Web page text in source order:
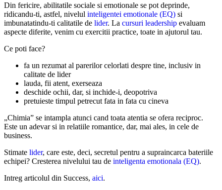
Din fericire, abilitatile sociale si emotionale se pot deprinde,
ridicandu-ti, astfel, nivelul inteligentei emotionale (EQ) si
imbunatatindu-ti calitatile de lider. La cursuri leadership evaluam
aspecte diferite, venim cu exercitii practice, toate in ajutorul tau.
Ce poti face?
fa un rezumat al parerilor celorlati despre tine, inclusiv in
calitate de lider
lauda, fii atent, exerseaza
deschide ochii, dar, si inchide-i, deopotriva
pretuieste timpul petrecut fata in fata cu cineva
„Chimia” se intampla atunci cand toata atentia se ofera reciproc.
Este un adevar si in relatiile romantice, dar, mai ales, in cele de
business.
Stimate lider, care este, deci, secretul pentru a supraincarca bateriile
echipei? Cresterea nivelului tau de inteligenta emotionala (EQ).
Intreg articolul din Success, aici.